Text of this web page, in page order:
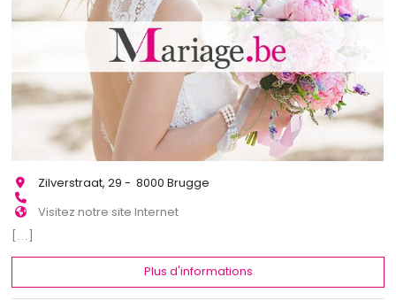
Zilverstraat, 29 - 8000 Brugge
Visitez notre site Internet
[...]
Plus d'informations